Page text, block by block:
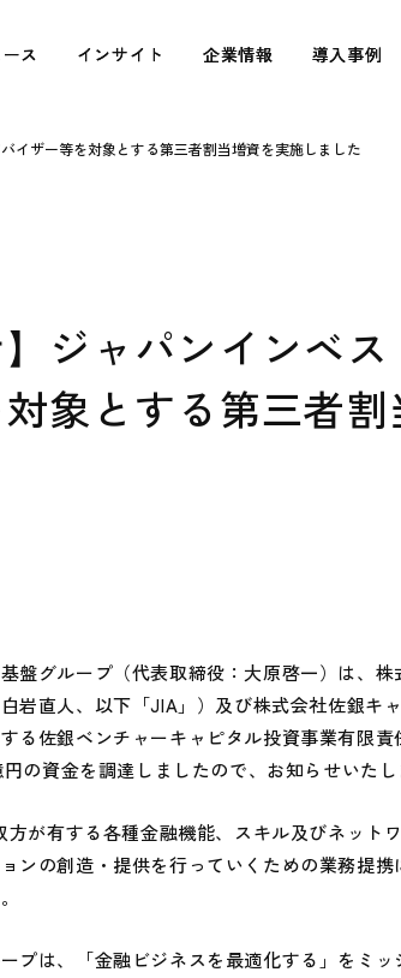
ス
ス インサイト
インサイト 企業情報
企業情報 導入事例
導入事例
イザー等を対象とする第三者割当増資を実施しました
】ジャパンインベ
象とする第三者
盤グループ（代表取締役：大原啓一）は、
岩直人、以下「JIA」）及び株式会社佐銀キ
る佐銀ベンチャーキャピタル投資事業有限
の資金を調達しましたので、お知らせいたし
が有する各種金融機能、スキル及びネット
ンの創造・提供を行っていくための業務提携
プは、「金融ビジネスを最適化する」をミ